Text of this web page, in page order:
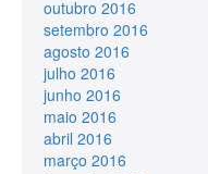
outubro 2016
setembro 2016
agosto 2016
julho 2016
junho 2016
maio 2016
abril 2016
março 2016